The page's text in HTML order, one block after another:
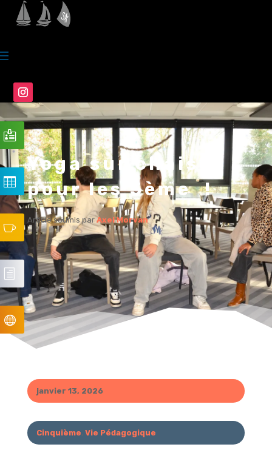
Yoga sur chaise
pour les 5ème !
Article soumis parAxel Morvan
janvier 13, 2026
Cinquième, Vie Pédagogique